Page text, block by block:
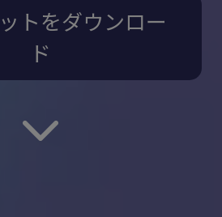
トをダウンロー
ド